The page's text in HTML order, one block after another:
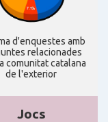
d'enquestes amb
relacionades
comunitat catalana
de l'exterior
Jocs